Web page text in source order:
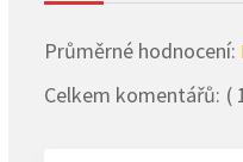
Průměrné hodnocení:
Celkem komentářů: (